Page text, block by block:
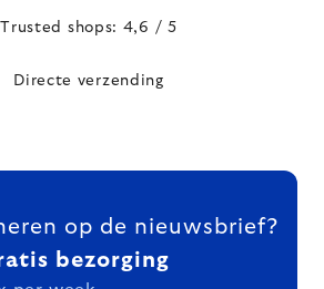
Trusted shops: 4,6 / 5
Directe verzending
op de nieuwsbrief?
bezorging